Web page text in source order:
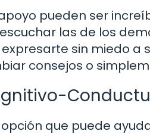
pueden ser
las de los
sin miedo a
consejos o
opción que puede